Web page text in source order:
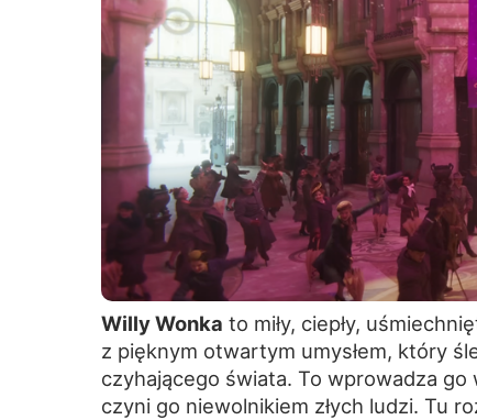
Willy Wonka to miły, ciepły,
z pięknym otwartym umysłem, który
czyhającego świata. To wprowadza
czyni go niewolnikiem złych ludzi. Tu